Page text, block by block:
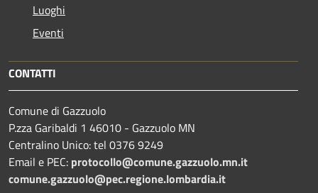
Luoghi
Eventi
CONTATTI
Comune di Gazzuolo
P.zza Garibaldi 1 46010 - Gazzuolo MN
Centralino Unico: tel 0376 9249
Email e PEC: protocollo@comune.gazzuolo.mn.it
comune.gazzuolo@pec.regione.lombardia.it